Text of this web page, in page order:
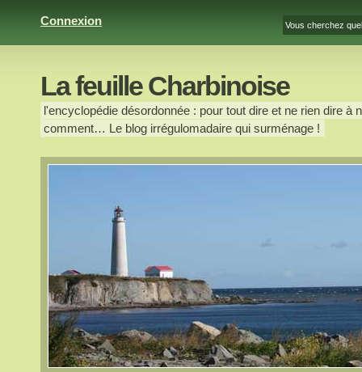
Connexion
La feuille Charbinoise
l'encyclopédie désordonnée : pour tout dire et ne rien dire
comment… Le blog irrégulomadaire qui surménage !